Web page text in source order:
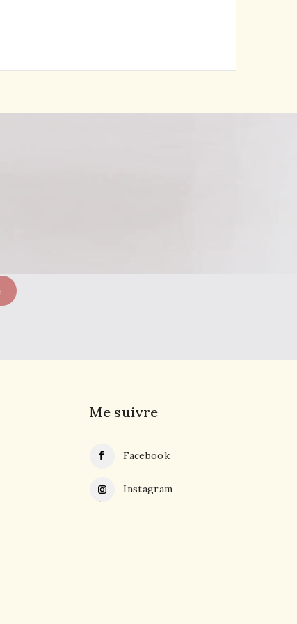
Me suivre
Facebook
Instagram